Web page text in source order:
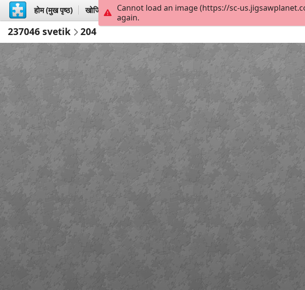
होम (मुख पृष्ठ) खोजिये बनायें
237046 svetik 204
Cannot load an image (https://sc-
again.